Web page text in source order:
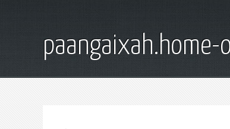
paangaixah.home-